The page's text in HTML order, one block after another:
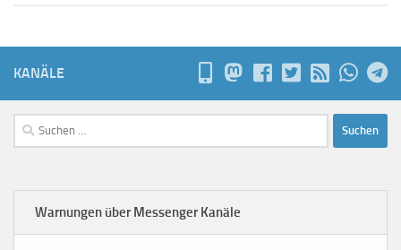
KANÄLE
Suchen
nach:
Warnungen über Messenger Kanäle